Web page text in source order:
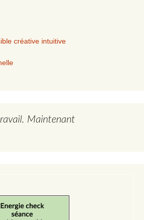
créative intuitive
Maintenant